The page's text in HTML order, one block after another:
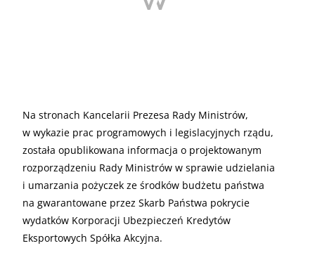
Na stronach Kancelarii Prezesa Rady Ministrów,
w wykazie prac programowych i legislacyjnych rządu,
została opublikowana informacja o projektowanym
rozporządzeniu Rady Ministrów w sprawie udzielania
i umarzania pożyczek ze środków budżetu państwa
na gwarantowane przez Skarb Państwa pokrycie
wydatków Korporacji Ubezpieczeń Kredytów
Eksportowych Spółka Akcyjna.